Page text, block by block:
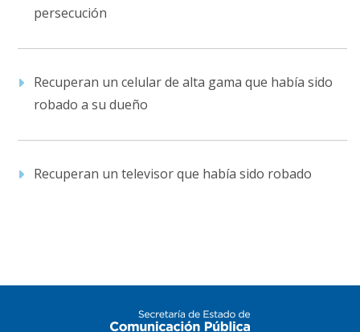
persecución
Recuperan un celular de alta gama que había sido
robado a su dueño
Recuperan un televisor que había sido robado